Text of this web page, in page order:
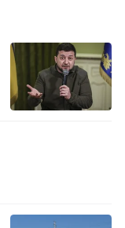
貌、化学成分
究重力对材料
性能的影响规
备制造、精密